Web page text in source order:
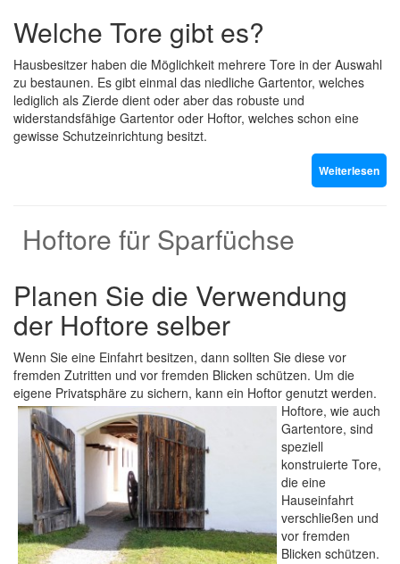
Welche Tore gibt es?
Hausbesitzer haben die Möglichkeit mehrere Tore in der Auswahl
zu bestaunen. Es gibt einmal das niedliche Gartentor, welches
lediglich als Zierde dient oder aber das robuste und
widerstandsfähige Gartentor oder Hoftor, welches schon eine
gewisse Schutzeinrichtung besitzt.
Weiterlesen
Hoftore für Sparfüchse
Planen Sie die Verwendung
der Hoftore selber
Wenn Sie eine Einfahrt besitzen, dann sollten Sie diese vor
fremden Zutritten und vor fremden Blicken schützen. Um die
eigene Privatsphäre zu sichern, kann ein Hoftor genutzt werden.
Hoftore, wie auch
Gartentore, sind
speziell
konstruierte Tore,
die eine
Hauseinfahrt
verschließen und
vor fremden
Blicken schützen.